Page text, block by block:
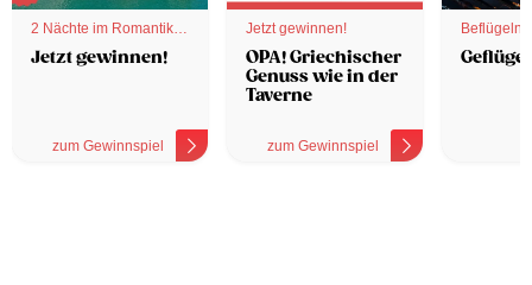
2 Nächte im Romantik
Hotel
Jetzt gewinnen!
zum Gewinnspiel
Jetzt gewinnen!
OPA! Griechischer
Genuss wie in der
Taverne
zum Gewinnspiel